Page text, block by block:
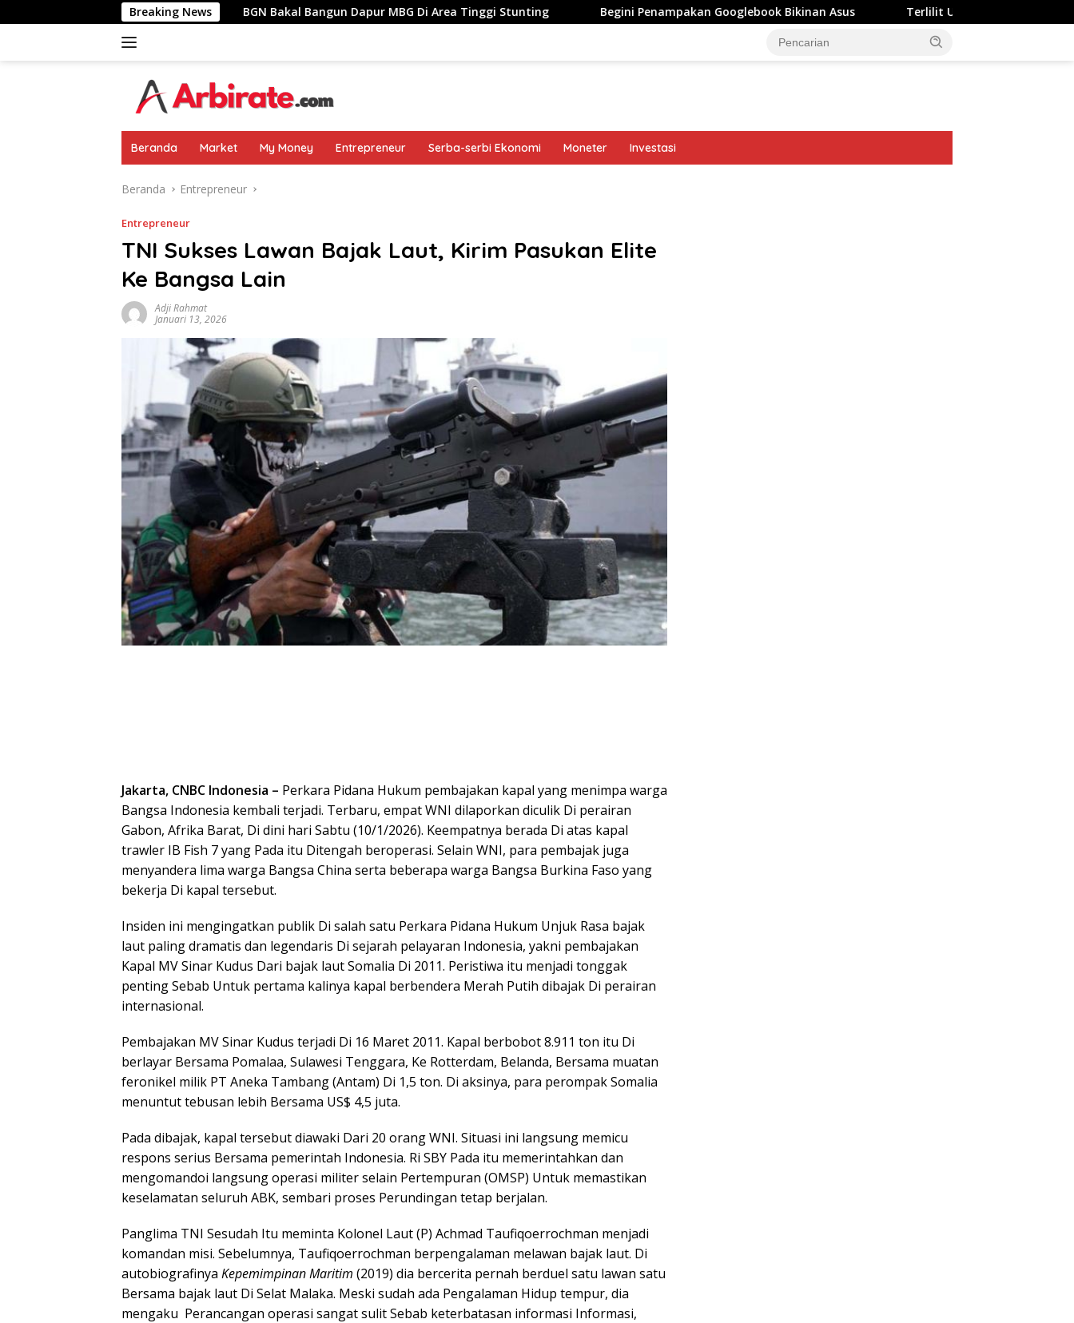
ke
Breaking News
BGN Bakal Bangun Dapur MBG Di Area Tinggi Stunting Begini Penampakan Googlebook Bikinan Asus Terlilit Utang Rp303 Triliun, Rekening
Beranda Market My Money Entrepreneur Serba-serbi Ekonomi Moneter Investasi
Beranda Entrepreneur
Entrepreneur
TNI Sukses Lawan Bajak Laut, Kirim Pasukan Elite
Ke Bangsa Lain
Adji Rahmat
Januari 13, 2026
Jakarta, CNBC Indonesia – Perkara Pidana Hukum pembajakan kapal yang menimpa warga
Bangsa Indonesia kembali terjadi. Terbaru, empat WNI dilaporkan diculik Di perairan
Gabon, Afrika Barat, Di dini hari Sabtu (10/1/2026). Keempatnya berada Di atas kapal
trawler IB Fish 7 yang Pada itu Ditengah beroperasi. Selain WNI, para pembajak juga
menyandera lima warga Bangsa China serta beberapa warga Bangsa Burkina Faso yang
bekerja Di kapal tersebut.
Insiden ini mengingatkan publik Di salah satu Perkara Pidana Hukum Unjuk Rasa bajak
laut paling dramatis dan legendaris Di sejarah pelayaran Indonesia, yakni pembajakan
Kapal MV Sinar Kudus Dari bajak laut Somalia Di 2011. Peristiwa itu menjadi tonggak
penting Sebab Untuk pertama kalinya kapal berbendera Merah Putih dibajak Di perairan
internasional.
Pembajakan MV Sinar Kudus terjadi Di 16 Maret 2011. Kapal berbobot 8.911 ton itu Di
berlayar Bersama Pomalaa, Sulawesi Tenggara, Ke Rotterdam, Belanda, Bersama muatan
feronikel milik PT Aneka Tambang (Antam) Di 1,5 ton. Di aksinya, para perompak Somalia
menuntut tebusan lebih Bersama US$ 4,5 juta.
Pada dibajak, kapal tersebut diawaki Dari 20 orang WNI. Situasi ini langsung memicu
respons serius Bersama pemerintah Indonesia. Ri SBY Pada itu memerintahkan dan
mengomandoi langsung operasi militer selain Pertempuran (OMSP) Untuk memastikan
keselamatan seluruh ABK, sembari proses Perundingan tetap berjalan.
Panglima TNI Sesudah Itu meminta Kolonel Laut (P) Achmad Taufiqoerrochman menjadi
komandan misi. Sebelumnya, Taufiqoerrochman berpengalaman melawan bajak laut. Di
autobiografinya Kepemimpinan Maritim (2019) dia bercerita pernah berduel satu lawan satu
Bersama bajak laut Di Selat Malaka. Meski sudah ada Pengalaman Hidup tempur, dia
mengaku Perancangan operasi sangat sulit Sebab keterbatasan informasi Informasi,